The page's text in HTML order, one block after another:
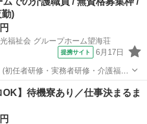
)
福祉会 グループホーム望海荘
提携サイト 6月17日
任者研修・実務者研修・介護福祉
OK】待機寮あり／仕事決まるま